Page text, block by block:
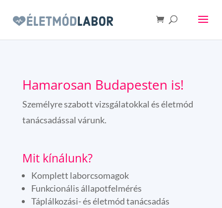
Hamarosan Budapesten is!
Személyre szabott vizsgálatokkal és életmód
tanácsadással várunk.
Mit kínálunk?
Komplett laborcsomagok
Funkcionális állapotfelmérés
Táplálkozási- és életmód tanácsadás